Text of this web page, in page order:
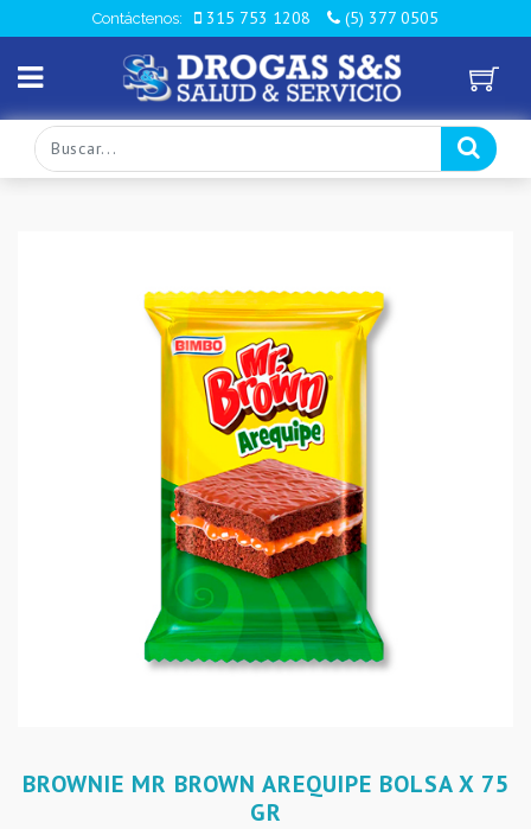
Contáctenos: 315 753 1208 (5) 377 0505
BROWNIE MR BROWN AREQUIPE BOLSA X 75
GR